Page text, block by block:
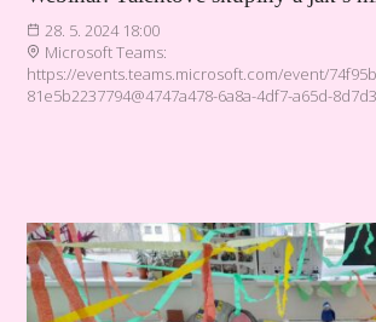
28. 5. 2024 18:00
Microsoft Teams:
https://events.teams.microsoft.com/event/
81e5b2237794@4747a478-6a8a-4df7-a65d-